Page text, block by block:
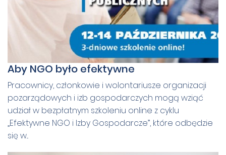
Aby NGO było efektywne
Pracownicy, członkowie i wolontariusze organizacji
pozarządowych i izb gospodarczych mogą wziąć
udział w bezpłatnym szkoleniu online z cyklu
„Efektywne NGO i Izby Gospodarcze”, które odbędzie
się w...